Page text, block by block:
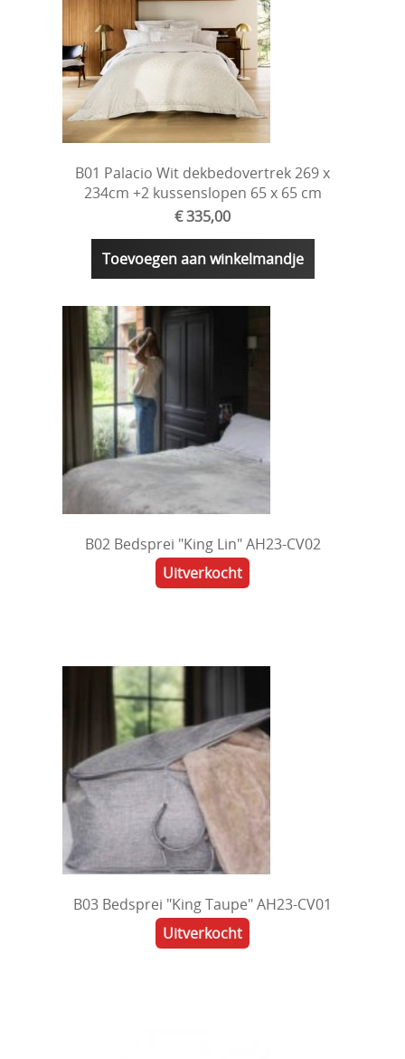
B01 Palacio Wit dekbedovertrek 269 x
234cm +2 kussenslopen 65 x 65 cm
€ 335,00
Toevoegen aan winkelmandje
B02 Bedsprei "King Lin" AH23-CV02
Uitverkocht
B03 Bedsprei "King Taupe" AH23-CV01
Uitverkocht